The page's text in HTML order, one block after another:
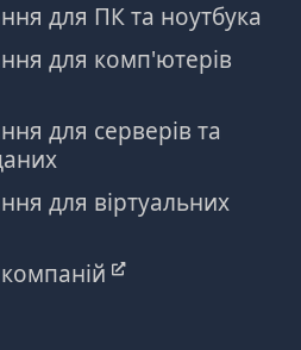
для ПК та ноутбука
для комп'ютерів
для серверів та
для віртуальних